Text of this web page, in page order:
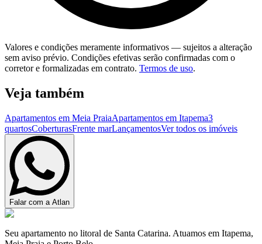
Valores e condições meramente informativos — sujeitos a alteração
sem aviso prévio. Condições efetivas serão confirmadas com o
corretor e formalizadas em contrato. Termos de uso.
Veja também
Apartamentos em Meia PraiaApartamentos em Itapema3
quartosCoberturasFrente marLançamentosVer todos os imóveis
Falar com a Atlan
Seu apartamento no litoral de Santa Catarina. Atuamos em Itapema,